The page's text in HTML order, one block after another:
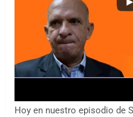
Hoy en nuestro episodio de